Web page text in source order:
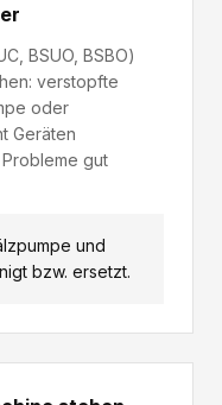
BSUO, BSBO)
verstopfte
oder
Geräten
gut
und
bzw. ersetzt.